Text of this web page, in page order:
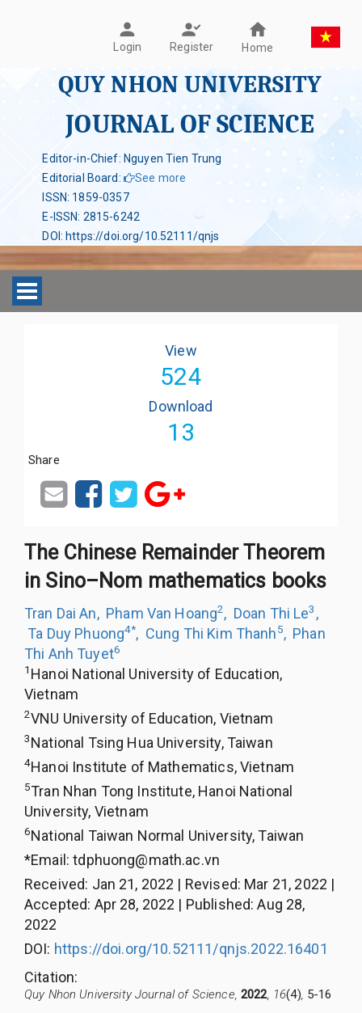
Login Register Home
QUY NHON UNIVERSITY
JOURNAL OF SCIENCE
Editor-in-Chief: Nguyen Tien Trung
Editorial Board:
See more
ISSN: 1859-0357
E-ISSN: 2815-6242
DOI : https://doi.org/10.52111/qnjs
Toggle navigation
View
524
Download
13
Share
The Chinese Remainder Theorem
in Sino–Nom mathematics books
Tran Dai An, Pham Van Hoang2, Doan Thi Le3 ,
Ta Duy Phuong4*, Cung Thi Kim Thanh5, Phan
Thi Anh Tuyet6
1 Hanoi National University of Education,
Vietnam
2VNU University of Education, Vietnam
3National Tsing Hua University, Taiwan
4Hanoi Institute of Mathematics, Vietnam
5Tran Nhan Tong Institute, Hanoi National
University, Vietnam
6National Taiwan Normal University, Taiwan
*Email: tdphuong@math.ac.vn
Received: Jan 21, 2022 | Revised: Mar 21, 2022 |
Accepted: Apr 28, 2022 | Published: Aug 28,
2022
DOI: https://doi.org/10.52111/qnjs.2022.16401
Citation:
Quy Nhon University Journal of Science, 2022, 16(4), 5-16